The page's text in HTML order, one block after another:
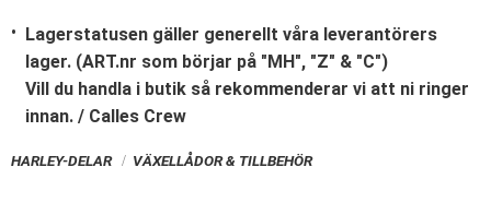
Lagerstatusen gäller generellt våra leverantörers
lager. (ART.nr som börjar på "MH", "Z" & "C")
Vill du handla i butik så rekommenderar vi att ni ringer
innan. / Calles Crew
HARLEY-DELAR VÄXELLÅDOR & TILLBEHÖR